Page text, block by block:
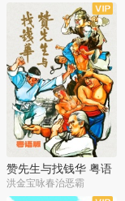
赞先生与找钱华 粤语
版
洪金宝咏春治恶霸